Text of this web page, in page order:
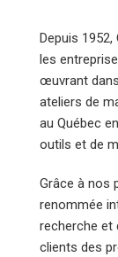
Depuis
les
œuvrant
ateliers de
au Québec
outils et de
Grâce à nos
renommée
recherche et
clients des